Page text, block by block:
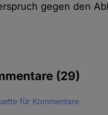
gegen den
(29)
für Kommentare